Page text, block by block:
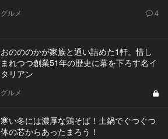
グルメ 4
おのののかが家族と通い詰めた1軒。惜し
まれつつ創業51年の歴史に幕を下ろす名イ
タリアン
グルメ
寒い冬には濃厚な鶏そば！土鍋でぐつぐつ
体の芯からあったまろう！